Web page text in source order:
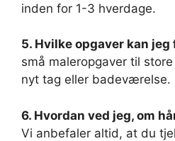
inden for 1-3 hverdage.
5. Hvilke opgaver kan
små maleropgaver til
nyt tag eller badeværelse.
6. Hvordan ved jeg, om
Vi anbefaler altid, at du